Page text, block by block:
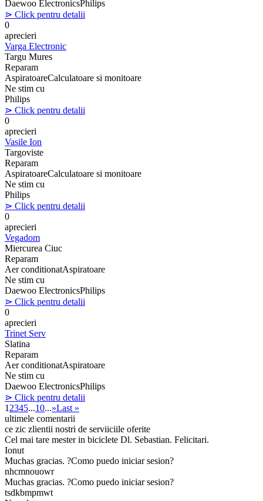
Daewoo ElectronicsPhilips
⋗ Click pentru detalii
0
aprecieri
Varga Electronic
Targu Mures
Reparam
AspiratoareCalculatoare si monitoare
Ne stim cu
Philips
⋗ Click pentru detalii
0
aprecieri
Vasile Ion
Targoviste
Reparam
AspiratoareCalculatoare si monitoare
Ne stim cu
Philips
⋗ Click pentru detalii
0
aprecieri
Vegadom
Miercurea Ciuc
Reparam
Aer conditionatAspiratoare
Ne stim cu
Daewoo ElectronicsPhilips
⋗ Click pentru detalii
0
aprecieri
Trinet Serv
Slatina
Reparam
Aer conditionatAspiratoare
Ne stim cu
Daewoo ElectronicsPhilips
⋗ Click pentru detalii
1 2345...10...»Last »
ultimele comentarii
ce zic zlientii nostri de serviiciile oferite
Cel mai tare mester in biciclete Dl. Sebastian. Felicitari.
Ionut
Muchas gracias. ?Como puedo iniciar sesion?
nhcmnouowr
Muchas gracias. ?Como puedo iniciar sesion?
tsdkbmpmwt